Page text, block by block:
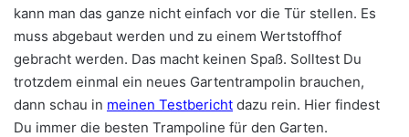
kann man das ganze nicht einfach vor die Tür stellen. Es
muss abgebaut werden und zu einem Wertstoffhof
gebracht werden. Das macht keinen Spaß. Solltest Du
trotzdem einmal ein neues Gartentrampolin brauchen,
dann schau in meinen Testbericht dazu rein. Hier findest
Du immer die besten Trampoline für den Garten.